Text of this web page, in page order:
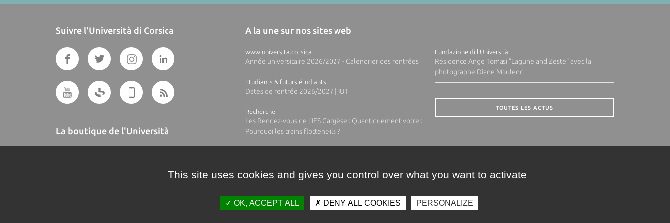
Suivre l'Università di Corsica
La boutique de l'Università
A la une sur nos sites web
www.universita.corsica
Année universitaire 2026/2027 - Calendrier des rentrées
Etudiants & futurs étudiants
Dates de rentrée 2026/2027 | IUT
Recherche
Les Rendez-vous de l'IES Cargèse : Quantiquement votre :
Pourquoi les trains flottent-ils ?
Fundazione di l'Università
Résidence Ange Tomasi "Lagune and Zeste" avec la
photographe Diane Moulenc
TOUTES LES ACTUS
This site uses cookies and gives you control over what you want to activate
OK, ACCEPT ALL DENY ALL COOKIES PERSONALIZE